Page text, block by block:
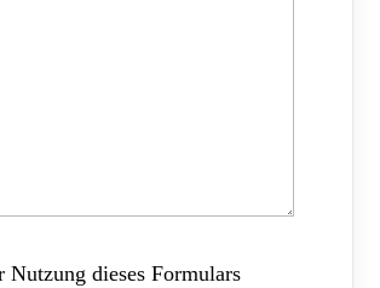
Nutzung dieses Formulars